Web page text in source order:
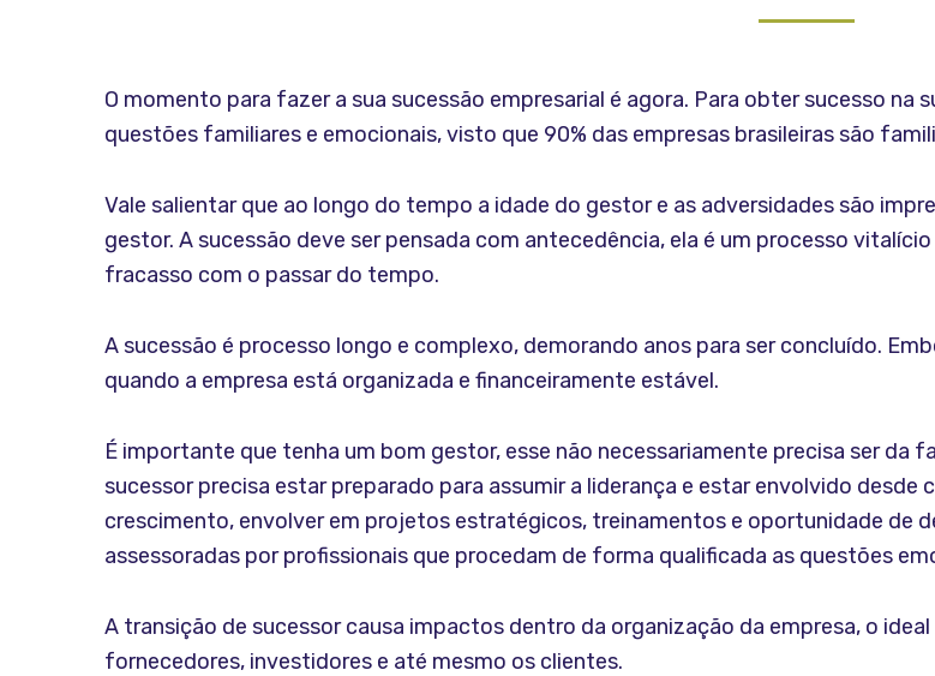
O momento para fazer a sua sucessão empresarial é agora. Para obter sucesso
questões familiares e emocionais, visto que 90% das empresas brasileiras são
Vale salientar que ao longo do tempo a idade do gestor e as adversidades são
gestor. A sucessão deve ser pensada com antecedência, ela é um processo
fracasso com o passar do tempo.
A sucessão é processo longo e complexo, demorando anos para ser concluído.
quando a empresa está organizada e financeiramente estável.
É importante que tenha um bom gestor, esse não necessariamente precisa ser da
sucessor precisa estar preparado para assumir a liderança e estar envolvido desde
crescimento, envolver em projetos estratégicos, treinamentos e oportunidade de
assessoradas por profissionais que procedam de forma qualificada as questões
A transição de sucessor causa impactos dentro da organização da empresa, o
fornecedores, investidores e até mesmo os clientes.